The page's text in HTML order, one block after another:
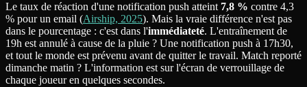
Le taux de réaction d'une notification push atteint 7,8 % contre 4,3
% pour un email (Airship, 2025). Mais la vraie différence n'est pas
dans le pourcentage : c'est dans l'immédiateté. L'entraînement de
19h est annulé à cause de la pluie ? Une notification push à 17h30,
et tout le monde est prévenu avant de quitter le travail. Match reporté
dimanche matin ? L'information est sur l'écran de verrouillage de
chaque joueur en quelques secondes.